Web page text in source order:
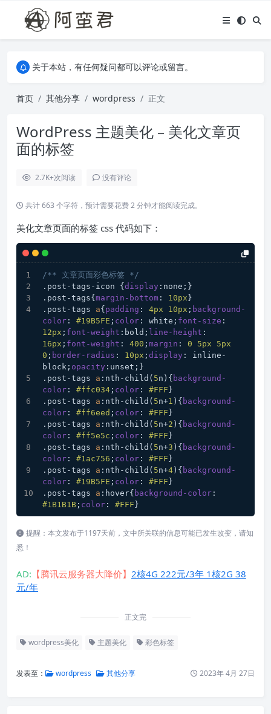
关于本站，有任何疑问都可以评论或留言。
关于本站，有任何疑问都可以评论或留言。
首页
其他分享 wordpress 正文
WordPress 主题美化 – 美化文章页
面的标签
2.7K+次阅读 没有评论
共计 663 个字符，预计需要花费 2 分钟才能阅读完成。
美化文章页面的标签 css 代码如下：
/** 文章页面彩色标签 */
.post-tags-icon { display :none;}
.post-tags{ margin-bottom : 10px }
.post-tags
a{ padding : 4px 10px ; background-
color : #19B5FE ; color : white; font-size
12px ; font-weight :bold; line-height
16px ; font-weight : 400 ; margin : 0 5px
5px
0 ; border-radius : 10px ; display : inline-
block; opacity :unset;}
.post-tags
a :nth-child ( 5n){ background-
color : #ffc034 ; color : #FFF }
.post-tags
a :nth-child ( 5n+1 ){ background-
color : #ff6eed ; color : #FFF }
.post-tags
a :nth-child ( 5n+2 ){ background-
color : #ff5e5c ; color : #FFF }
.post-tags
a :nth-child ( 5n+3 ){ background-
color : #1ac756 ; color : #FFF }
.post-tags
a :nth-child ( 5n+4 ){ background-
color : #19B5FE ; color : #FFF }
.post-tags
a :hover{ background-color
#1B1B1B ; color : #FFF }
提醒：本文发布于1197天前，文中所关联的信息可能已发生改变，请知
悉！
AD: 【腾讯云服务器大降价】 2核4G 222元/3年 1核2G 38
元/年
正文完
wordpress美化 主题美化 彩色标签
发表至： wordpress 其他分享 2023年 4月 27日